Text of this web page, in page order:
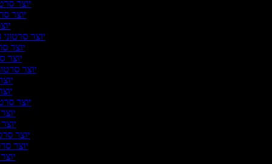
יוצר
יוצר
יוצר
יוצר
יוצר
יוצר
יוצר
יוצר
יוצר